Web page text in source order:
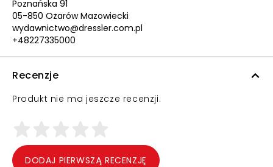
Poznańska 91
05-850 Ożarów Mazowiecki
wydawnictwo@dressler.com.pl
+48227335000
Recenzje
Produkt nie ma jeszcze recenzji.
DODAJ PIERWSZĄ RECENZJĘ